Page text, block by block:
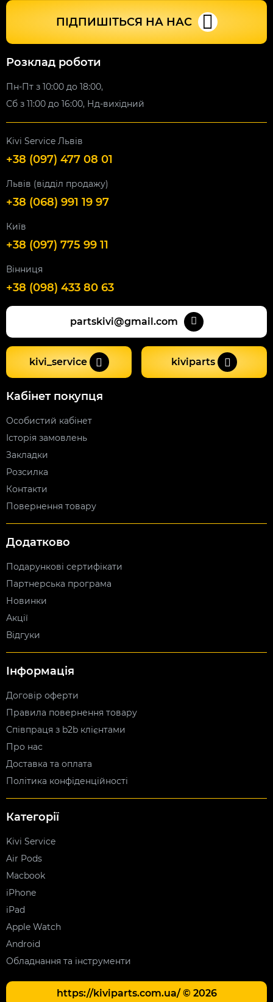
ПІДПИШІТЬСЯ НА НАС
Розклад роботи
Пн-Пт з 10:00 до 18:00,
Сб з 11:00 до 16:00, Нд-вихідний
Kivi Service Львів
+38 (097) 477 08 01
Львів (відділ продажу)
+38 (068) 991 19 97
Київ
+38 (097) 775 99 11
Вінниця
+38 (098) 433 80 63
partskivi@gmail.com
kivi_service kiviparts
Кабінет покупця
Особистий кабінет
Історія замовлень
Закладки
Розсилка
Контакти
Повернення товару
Додатково
Подарункові сертифікати
Партнерська програма
Новинки
Акції
Відгуки
Інформація
Договір оферти
Правила повернення товару
Співпраця з b2b клієнтами
Про нас
Доставка та оплата
Політика конфіденційності
Категорії
Kivi Service
Air Pods
Macbook
iPhone
iPad
Apple Watch
Android
Обладнання та інструменти
https://kiviparts.com.ua/ © 2026